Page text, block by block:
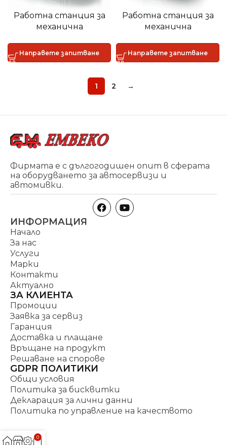
Работна станция за
механична
903.5B.002
Направете запитване
Работна станция за
механична
Направете запитване
1 2 →
Фирмата е с дългогодишен опит в сферата
на оборудването за автосервизи и
автомивки.
ИНФОРМАЦИЯ
Начало
За нас
Услуги
Марки
Контакти
Актуално
ЗА КЛИЕНТА
Промоции
Заявка за сервиз
Гаранция
Доставка и плащане
Връщане на продукт
Решаване на спорове
GDPR ПОЛИТИКИ
Общи условия
Политика за бисквитки
Декларация за лични данни
Политика по управление на качеството
0